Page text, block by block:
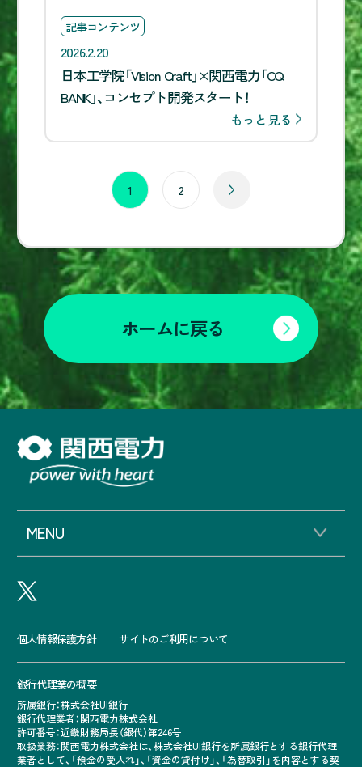
記事コンテンツ
2026.2.20
日本工学院「Vision Craft」×関西電力「CQ
BANK」、コンセプト開発スタート！
もっと見る
1 2
ホームに戻る
MENU
個人情報保護方針 サイトのご利用について
銀行代理業の概要
所属銀行：株式会社UI銀行
銀行代理業者：関西電力株式会社
許可番号：近畿財務局長（銀代）第246号
取扱業務：関西電力株式会社は、株式会社UI銀行を所属銀行とする銀行代理
業者として、「預金の受入れ」、「資金の貸付け」、「為替取引」を内容とする契